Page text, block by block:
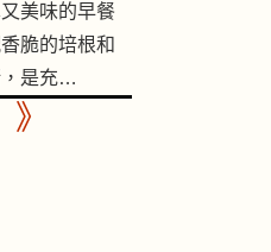
美味的早餐
脆的培根和
，是充…